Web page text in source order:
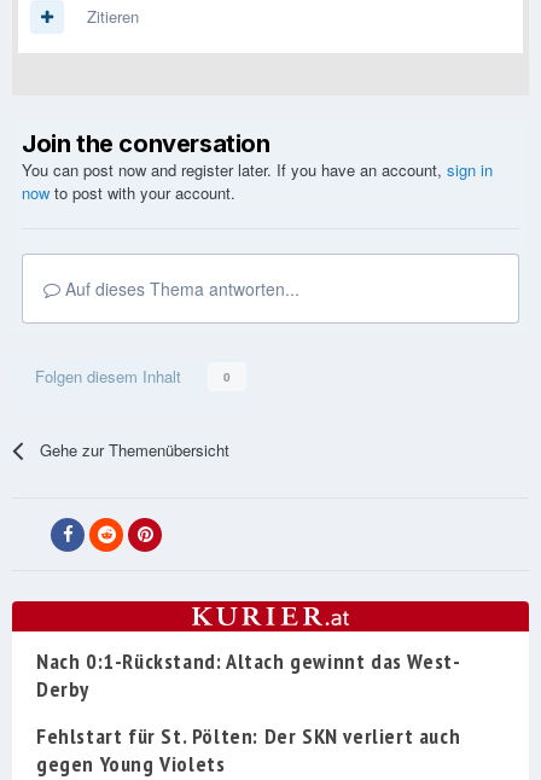
Zitieren
Join the conversation
You can post now and register later. If you have an account, sign in
now to post with your account.
Auf dieses Thema antworten...
Folgen diesem Inhalt 0
Gehe zur Themenübersicht
Nach 0:1-Rückstand: Altach gewinnt das West-
Derby
Fehlstart für St. Pölten: Der SKN verliert auch
gegen Young Violets